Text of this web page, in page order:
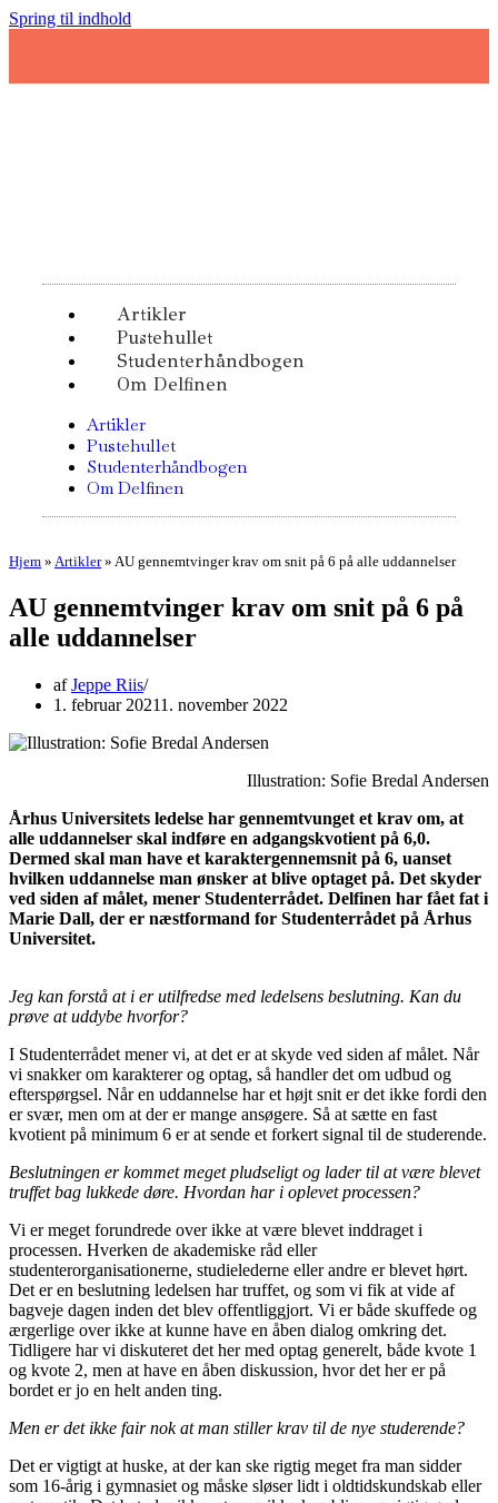
Spring til indhold
Artikler
Pustehullet
Studenterhåndbogen
Om Delfinen
Artikler
Pustehullet
Studenterhåndbogen
Om Delfinen
Hjem » Artikler» AU gennemtvinger krav om snit på 6 på alle uddannelser
AU gennemtvinger krav om snit på 6 på
alle uddannelser
afJeppe Riis
1. februar 20211. november 2022
Illustration: Sofie Bredal Andersen
Århus Universitets ledelse har gennemtvunget et krav om, at
alle uddannelser skal indføre en adgangskvotient på 6,0.
Dermed skal man have et karaktergennemsnit på 6, uanset
hvilken uddannelse man ønsker at blive optaget på. Det skyder
ved siden af målet, mener Studenterrådet. Delfinen har fået fat i
Marie Dall, der er næstformand for Studenterrådet på Århus
Universitet.
Jeg kan forstå at i er utilfredse med ledelsens beslutning. Kan du
prøve at uddybe hvorfor?
I Studenterrådet mener vi, at det er at skyde ved siden af målet. Når
vi snakker om karakterer og optag, så handler det om udbud og
efterspørgsel. Når en uddannelse har et højt snit er det ikke fordi den
er svær, men om at der er mange ansøgere. Så at sætte en fast
kvotient på minimum 6 er at sende et forkert signal til de studerende.
Beslutningen er kommet meget pludseligt og lader til at være blevet
truffet bag lukkede døre. Hvordan har i oplevet processen?
Vi er meget forundrede over ikke at være blevet inddraget i
processen. Hverken de akademiske råd eller
studenterorganisationerne, studielederne eller andre er blevet hørt.
Det er en beslutning ledelsen har truffet, og som vi fik at vide af
bagveje dagen inden det blev offentliggjort. Vi er både skuffede og
ærgerlige over ikke at kunne have en åben dialog omkring det.
Tidligere har vi diskuteret det her med optag generelt, både kvote 1
og kvote 2, men at have en åben diskussion, hvor det her er på
bordet er jo en helt anden ting.
Men er det ikke fair nok at man stiller krav til de nye studerende?
Det er vigtigt at huske, at der kan ske rigtig meget fra man sidder
som 16-årig i gymnasiet og måske sløser lidt i oldtidskundskab eller